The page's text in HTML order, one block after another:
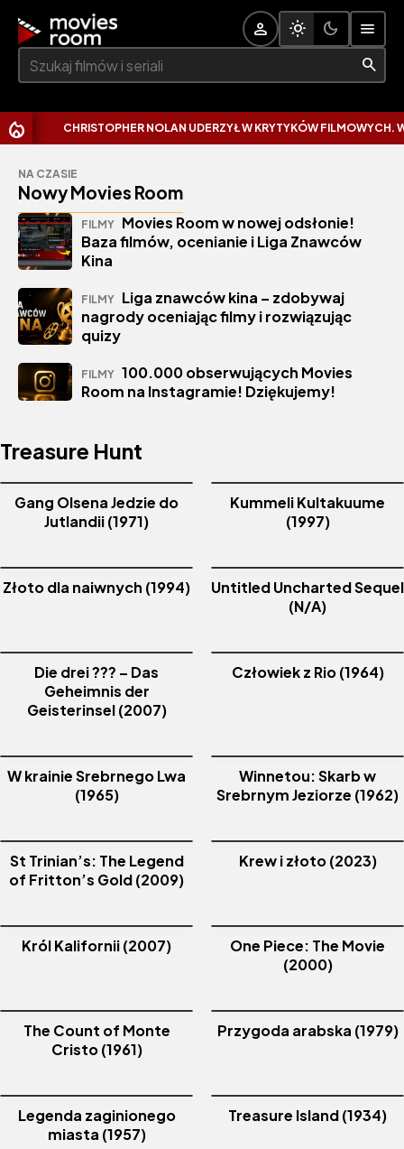
Szukaj:
CHRISTOPHER NOLAN UDERZYŁ W KRYTYKÓW FILMOWYCH.
NA CZASIE
Nowy Movies Room
FILMY Movies Room w nowej odsłonie!
Baza filmów, ocenianie i Liga Znawców
Kina
FILMY Liga znawców kina – zdobywaj
nagrody oceniając filmy i rozwiązując
quizy
FILMY 100.000 obserwujących Movies
Room na Instagramie! Dziękujemy!
Treasure Hunt
Gang Olsena Jedzie do
Jutlandii (1971)
Kummeli Kultakuume
(1997)
Złoto dla naiwnych (1994)
Untitled Uncharted Sequel
(N/A)
Die drei ??? – Das
Geheimnis der
Geisterinsel (2007)
Człowiek z Rio (1964)
W krainie Srebrnego Lwa
(1965)
Winnetou: Skarb w
Srebrnym Jeziorze (1962)
St Trinian’s: The Legend
of Fritton’s Gold (2009)
Krew i złoto (2023)
Król Kalifornii (2007)
One Piece: The Movie
(2000)
The Count of Monte
Cristo (1961)
Przygoda arabska (1979)
Legenda zaginionego
miasta (1957)
Treasure Island (1934)